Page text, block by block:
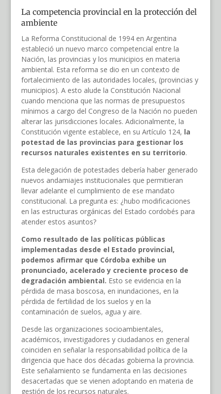
La competencia provincial en la protección del
ambiente
La Reforma Constitucional de 1994 en Argentina
estableció un nuevo marco competencial entre la
Nación, las provincias y los municipios en materia
ambiental. Esta reforma se dio en un contexto de
fortalecimiento de las autoridades locales, (provincias y
municipios). A esto alude la Constitución Nacional
cuando menciona que las normas de presupuestos
mínimos a cargo del Congreso de la Nación no pueden
alterar las jurisdicciones locales. Adicionalmente, la
Constitución vigente establece, en su Artículo 124, la
potestad de las provincias para gestionar los
recursos naturales existentes en su territorio.
Esta delegación de potestades debería haber generado
nuevos andamiajes institucionales que permitieran
llevar adelante el cumplimiento de ese mandato
constitucional. La pregunta es: ¿hubo modificaciones
en las estructuras orgánicas del Estado cordobés para
atender estos asuntos?
Como resultado de las políticas públicas
implementadas desde el Estado provincial,
podemos afirmar que Córdoba exhibe un
pronunciado, acelerado y creciente proceso de
degradación ambiental. Esto se evidencia en la
pérdida de masa boscosa, en inundaciones, en la
pérdida de fertilidad de los suelos y en la
contaminación de suelos, agua y aire.
Desde las organizaciones socioambientales,
académicos, investigadores y ciudadanos en general
coinciden en señalar la responsabilidad política de la
dirigencia que hace dos décadas gobierna la provincia.
Este señalamiento se fundamenta en las decisiones
desacertadas que se vienen adoptando en materia de
gestión de los recursos naturales.